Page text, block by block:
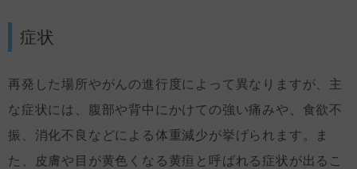
症状
再発した場所やがんの進行度によって異なりますが、主
な症状には、腹部や背中にかけての強い痛みや、食欲不
振、消化不良などによる体重減少が挙げられます。ま
た、皮膚や目が黄色くなる黄疸と呼ばれる症状が出るこ